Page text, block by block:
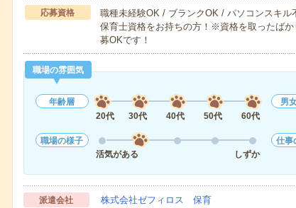
応募資格
職種未経験OK / ブランクOK / パソコンスキル
保育士資格をお持ちの方！※資格を取ったば
募OKです！
職場の雰囲気
年齢層
20代
30代 40代 50代 60代
男
職場の様子
活気がある
しずか
仕事
派遣会社 株式会社ゼフィロス 保育